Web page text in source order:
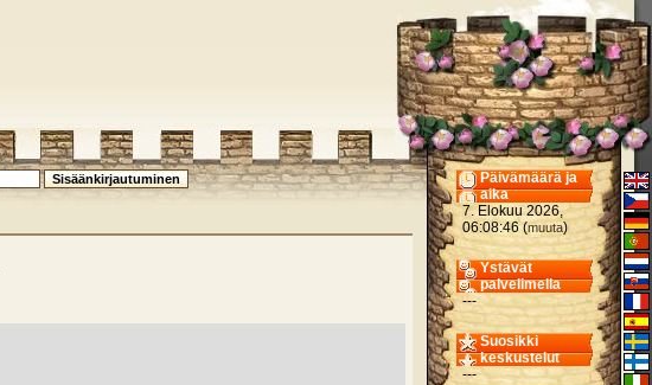
Päivämäärä ja
aika
7. Elokuu 2026,
06:08:46 (muuta)
Ystävät
palvelimella
---
Suosikki
keskustelut
---